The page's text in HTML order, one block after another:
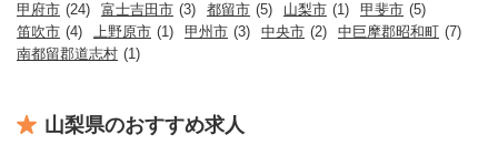
甲府市 (24) 富士吉田市 (3) 都留市 (5) 山梨市 (1) 甲斐市 (5)
笛吹市 (4) 上野原市 (1) 甲州市 (3) 中央市 (2) 中巨摩郡昭和町 (7)
南都留郡道志村 (1)
山梨県のおすすめ求人